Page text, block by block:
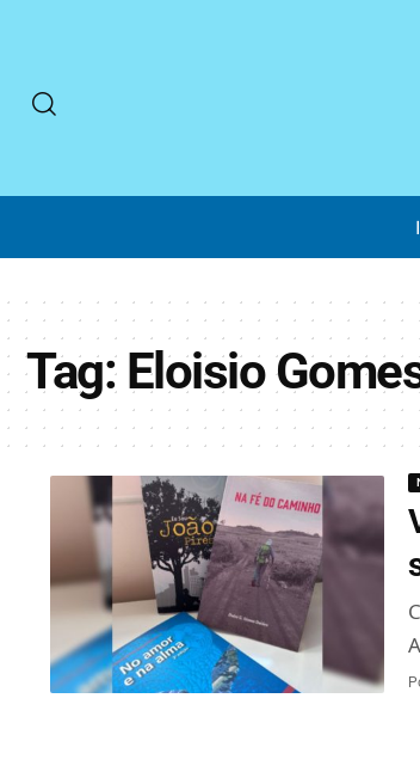
Tag: Eloisio